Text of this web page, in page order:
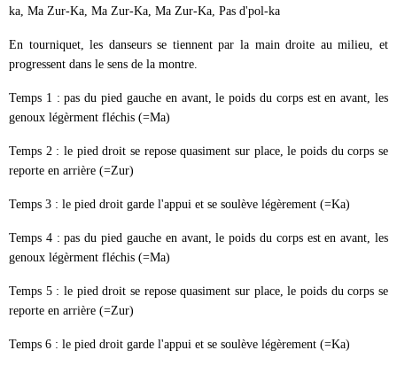
ka, Ma Zur-Ka, Ma Zur-Ka, Ma Zur-Ka , Pas d'pol-ka
En tourniquet, les danseurs se tiennent par la main droite au milieu, et
progressent dans le sens de la montre.
Temps 1 : pas du pied gauche en avant, le poids du corps est en avant, les
genoux légèrment fléchis (=Ma)
Temps 2 : le pied droit se repose quasiment sur place, le poids du corps se
reporte en arrière (=Zur)
Temps 3 : le pied droit garde l'appui et se soulève légèrement (=Ka)
Temps 4 : pas du pied gauche en avant, le poids du corps est en avant, les
genoux légèrment fléchis (=Ma)
Temps 5 : le pied droit se repose quasiment sur place, le poids du corps se
reporte en arrière (=Zur)
Temps 6 : le pied droit garde l'appui et se soulève légèrement (=Ka)